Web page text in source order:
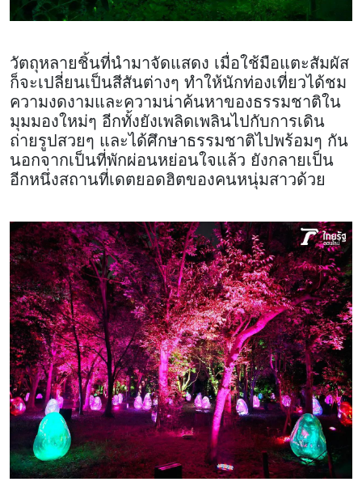
วัตถุหลายชิ้นที่นำมาจัดแสดง เมื่อใช้มือแตะสัมผัส
ก็จะเปลี่ยนเป็นสีสันต่างๆ ทำให้นักท่องเที่ยวได้ชม
ความงดงามและความน่าค้นหาของธรรมชาติใน
มุมมองใหม่ๆ อีกทั้งยังเพลิดเพลินไปกับการเดิน
ถ่ายรูปสวยๆ และได้ศึกษาธรรมชาติไปพร้อมๆ กัน
นอกจากเป็นที่พักผ่อนหย่อนใจแล้ว ยังกลายเป็น
อีกหนึ่งสถานที่เดตยอดฮิตของคนหนุ่มสาวด้วย